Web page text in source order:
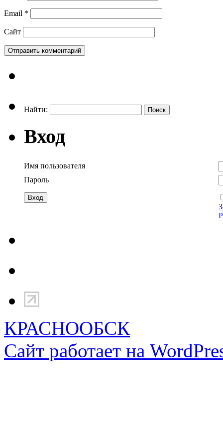
Email *
Сайт
Найти:
Вход
Имя пользователя
Пароль
КРАСНООБСК
Сайт работает на